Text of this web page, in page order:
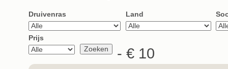
Druivenras Land
Prijs
- € 10